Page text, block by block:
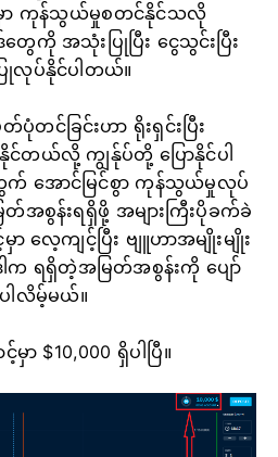
မှာ ကုန်သွယ်မှုစတင်နိုင်သလို
ကို အသုံးပြုပြီး ငွေသွင်းပြီး
ပ်နိုင်ပါတယ်။
တင်ခြင်းဟာ ရိုးရှင်းပြီး
ယ်လို့ ကျွန်ုပ်တို့ ပြောနိုင်ပါ
အောင်မြင်စွာ ကုန်သွယ်မှုလုပ်
အစွန်းရရှိဖို့ အများကြီးပိုခက်ခဲ
လေ့ကျင့်ပြီး ဗျူဟာအမျိုးမျိုး
ါက ရရှိတဲ့အမြတ်အစွန်းကို ပျော်
ါလိမ့်မယ်။
$10,000 ရှိပါပြီ။